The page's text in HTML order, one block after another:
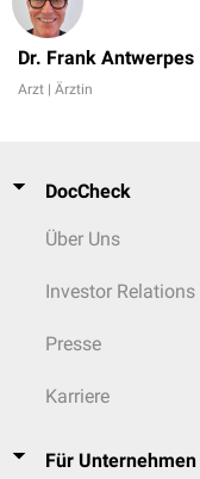
Dr. Frank Antwerpes
Arzt | Ärztin
DocCheck
Über Uns
Investor Relations
Presse
Karriere
Für Unternehmen